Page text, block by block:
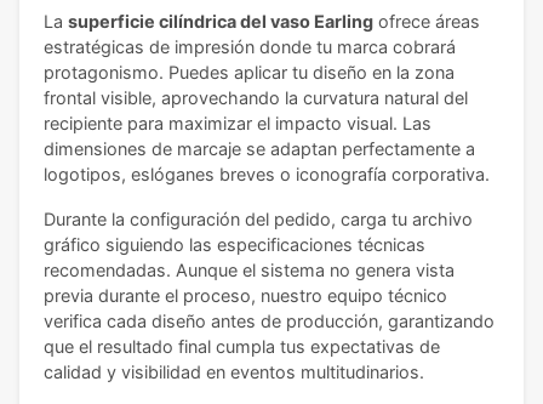
La superficie cilíndrica del vaso Earling ofrece áreas
estratégicas de impresión donde tu marca cobrará
protagonismo. Puedes aplicar tu diseño en la zona
frontal visible, aprovechando la curvatura natural del
recipiente para maximizar el impacto visual. Las
dimensiones de marcaje se adaptan perfectamente a
logotipos, eslóganes breves o iconografía corporativa.
Durante la configuración del pedido, carga tu archivo
gráfico siguiendo las especificaciones técnicas
recomendadas. Aunque el sistema no genera vista
previa durante el proceso, nuestro equipo técnico
verifica cada diseño antes de producción, garantizando
que el resultado final cumpla tus expectativas de
calidad y visibilidad en eventos multitudinarios.